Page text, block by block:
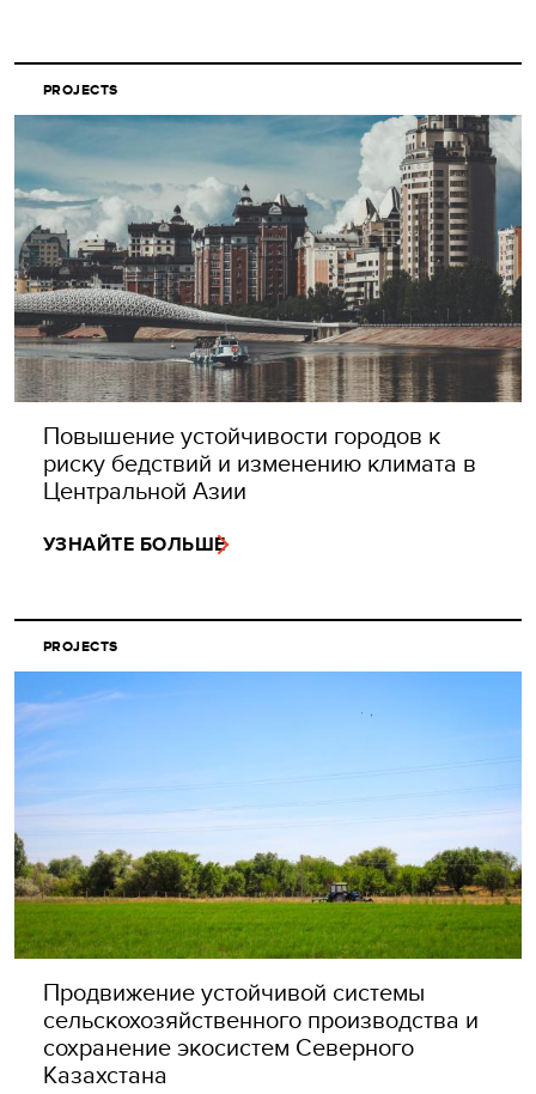
PROJECTS
Повышение устойчивости городов к
риску бедствий и изменению климата в
Центральной Азии
УЗНАЙТЕ БОЛЬШЕ
PROJECTS
Продвижение устойчивой системы
сельскохозяйственного производства и
сохранение экосистем Северного
Казахстана